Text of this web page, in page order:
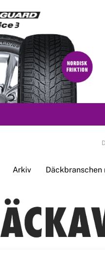
Arkiv Däckbranschen